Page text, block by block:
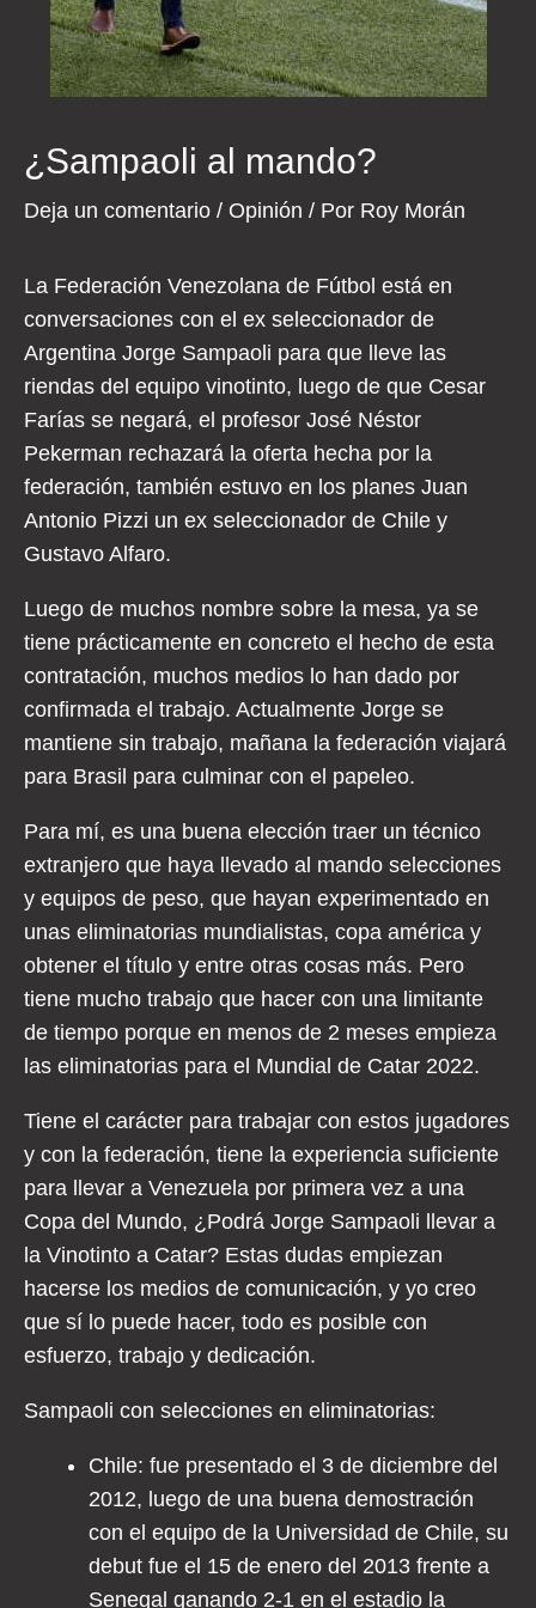
¿Sampaoli al mando?
Deja un comentario / Opinión / Por Roy Morán
La Federación Venezolana de Fútbol está en
conversaciones con el ex seleccionador de
Argentina Jorge Sampaoli para que lleve las
riendas del equipo vinotinto, luego de que Cesar
Farías se negará, el profesor José Néstor
Pekerman rechazará la oferta hecha por la
federación, también estuvo en los planes Juan
Antonio Pizzi un ex seleccionador de Chile y
Gustavo Alfaro.
Luego de muchos nombre sobre la mesa, ya se
tiene prácticamente en concreto el hecho de esta
contratación, muchos medios lo han dado por
confirmada el trabajo. Actualmente Jorge se
mantiene sin trabajo, mañana la federación viajará
para Brasil para culminar con el papeleo.
Para mí, es una buena elección traer un técnico
extranjero que haya llevado al mando selecciones
y equipos de peso, que hayan experimentado en
unas eliminatorias mundialistas, copa américa y
obtener el título y entre otras cosas más. Pero
tiene mucho trabajo que hacer con una limitante
de tiempo porque en menos de 2 meses empieza
las eliminatorias para el Mundial de Catar 2022.
Tiene el carácter para trabajar con estos jugadores
y con la federación, tiene la experiencia suficiente
para llevar a Venezuela por primera vez a una
Copa del Mundo, ¿Podrá Jorge Sampaoli llevar a
la Vinotinto a Catar? Estas dudas empiezan
hacerse los medios de comunicación, y yo creo
que sí lo puede hacer, todo es posible con
esfuerzo, trabajo y dedicación.
Sampaoli con selecciones en eliminatorias:
Chile: fue presentado el 3 de diciembre del
2012, luego de una buena demostración
con el equipo de la Universidad de Chile, su
debut fue el 15 de enero del 2013 frente a
Senegal ganando 2-1 en el estadio la